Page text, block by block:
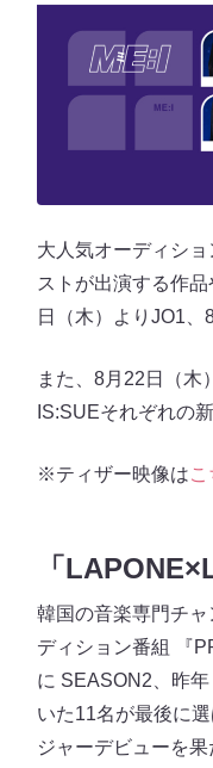
大人気オーディシ
ストが出演する作
日（木）よりJO1、
また、8月22日（木
IS:SUEそれぞれの
※ティザー映像はこ
「
韓国の音楽専門チ
ディション番組 『
に SEASON2、昨
いた11名が最後に選
ジャーデビューを果